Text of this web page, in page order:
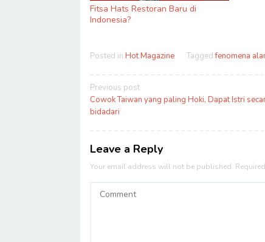
Fitsa Hats Restoran Baru di
Indonesia?
Posted in Hot Magazine Taggedfenomena
Post
navigation
Previous post
Cowok Taiwan yang paling Hoki, Dapat Istri
bidadari
Leave a Reply
Your email address will not be published.